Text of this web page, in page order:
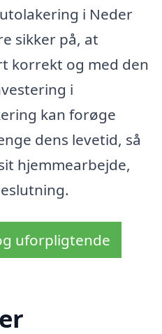
i Neder
sikker på, at
korrekt og med den
i
kan forøge
dens levetid, så
hjemmearbejde,
uforpligtende